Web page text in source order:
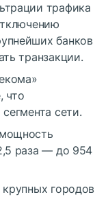
трафика
банков
транзакции.
что
сети.
раза — до 954
городов